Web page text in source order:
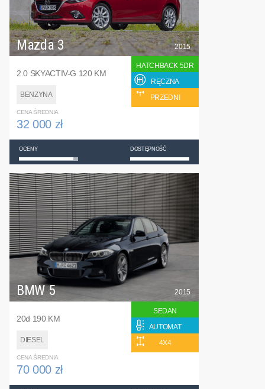
Mazda 3
2.0 SKYACTIV-G 120 KM
BENZYNA
2015
HATCHBACK 5DR
RĘCZNA
PRZEDNI
CENA ŚREDNIA
32 000 zł
OCENY DOSTĘPNOŚĆ
BMW 5
20d 190 KM
DIESEL
2015
SEDAN
AUTOMAT
4X4
CENA ŚREDNIA
70 000 zł